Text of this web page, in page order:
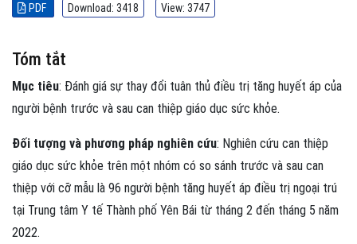
PDF Download: 3418 View: 3747
Tóm tắt
Mục tiêu: Đánh giá sự thay đổi tuân thủ điều trị tăng huyết áp của
người bệnh trước và sau can thiệp giáo dục sức khỏe.
Đối tượng và phương pháp nghiên cứu: Nghiên cứu can thiệp
giáo dục sức khỏe trên một nhóm có so sánh trước và sau can
thiệp với cỡ mẫu là 96 người bệnh tăng huyết áp điều trị ngoại trú
tại Trung tâm Y tế Thành phố Yên Bái từ tháng 2 đến tháng 5 năm
2022.